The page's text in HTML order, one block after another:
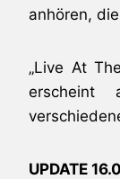
anhören,
„Live At
erscheint
UPDATE